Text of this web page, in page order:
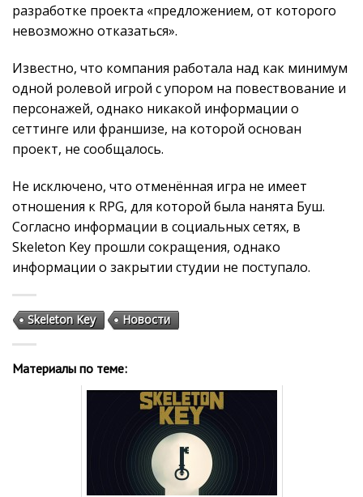
разработке проекта «предложением, от которого
невозможно отказаться».
Известно, что компания работала над как минимум
одной ролевой игрой с упором на повествование и
персонажей, однако никакой информации о
сеттинге или франшизе, на которой основан
проект, не сообщалось.
Не исключено, что отменённая игра не имеет
отношения к RPG, для которой была нанята Буш.
Согласно информации в социальных сетях, в
Skeleton Key прошли сокращения, однако
информации о закрытии студии не поступало.
Skeleton Key Новости
Материалы по теме: